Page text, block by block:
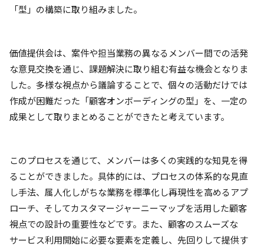
「型」の構築に取り組みました。
価値提供会は、案件や担当業務の異なるメンバー間での活発
な意見交換を通じ、課題解決に取り組む有益な機会となりま
した。多様な視点から議論することで、個々の活動だけでは
作成が困難だった「顧客オンボーディングの型」を、一定の
成果として取りまとめることができたと考えています。
このプロセスを通じて、メンバーは多くの実践的な知見を得
ることができました。具体的には、プロセスの体系的な見直
し手法、属人化しがちな業務を標準化し再現性を高めるアプ
ローチ、そしてカスタマージャーニーマップを活用した顧客
視点での設計の重要性などです。また、顧客のスムーズな
サービス利用開始に必要な要素を定義し、先回りして提供す